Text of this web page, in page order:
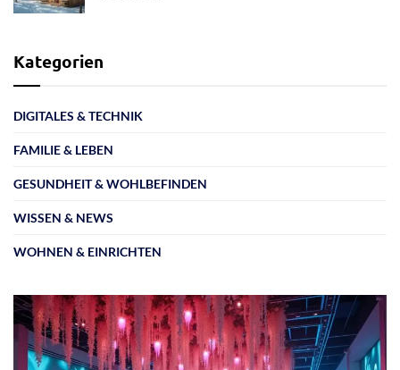
Kategorien
DIGITALES & TECHNIK
FAMILIE & LEBEN
GESUNDHEIT & WOHLBEFINDEN
WISSEN & NEWS
WOHNEN & EINRICHTEN